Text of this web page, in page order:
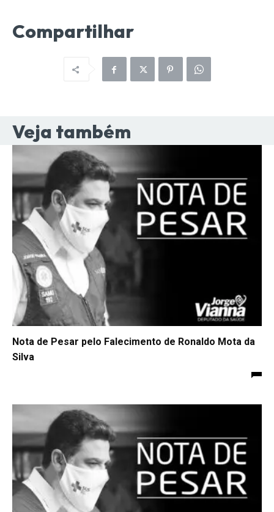
Compartilhar
Veja também
Nota de Pesar pelo Falecimento de Ronaldo Mota da
Silva